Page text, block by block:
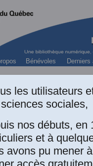
Bénévoles Derniers
Yves
les utilisateurs
sociales,
nos débuts, en
et à
avons pu mener